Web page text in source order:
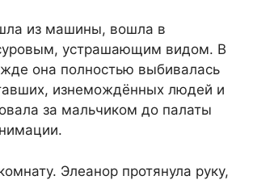
из машины, вошла в
устрашающим видом. В
она полностью выбивалась
изнемождённых людей и
за мальчиком до палаты
Элеанор протянула руку,